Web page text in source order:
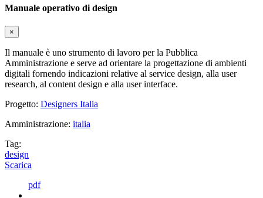
Manuale operativo di design
×
Il manuale è uno strumento di lavoro per la Pubblica
Amministrazione e serve ad orientare la progettazione di ambienti
digitali fornendo indicazioni relative al service design, alla user
research, al content design e alla user interface.
Progetto: Designers Italia
Amministrazione: italia
Tag:
design
Scarica
pdf